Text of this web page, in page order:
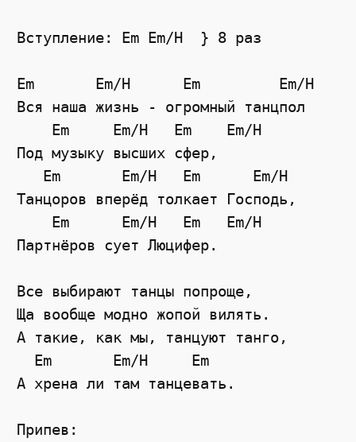
Вступление: Em Em/H  } 8 раз
Em       Em/H      Em         Em/H
Вся наша жизнь - огромный танцпол
    Em     Em/H   Em    Em/H
Под музыку высших сфер,
   Em       Em/H   Em      Em/H
Танцоров вперёд толкает Господь,
    Em      Em/H   Em   Em/H
Партнёров сует Люцифер.
Все выбирают танцы попроще,
Ща вообще модно жопой вилять.
А такие, как мы, танцуют танго,
  Em       Em/H     Em
А хрена ли там танцевать.
Припев: